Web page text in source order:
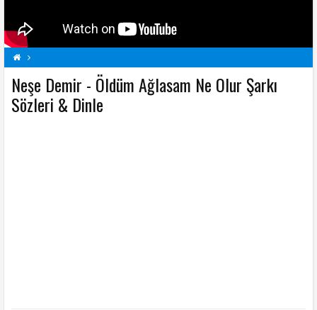
N Neşe Demir Şarkı Sözleri
Öldüm Ağlasam Ne Olur Şarkı Sözleri
Şarkı Sözleri
Neşe Demir - Öldüm Ağlasam Ne Olur Şarkı
Sözleri & Dinle